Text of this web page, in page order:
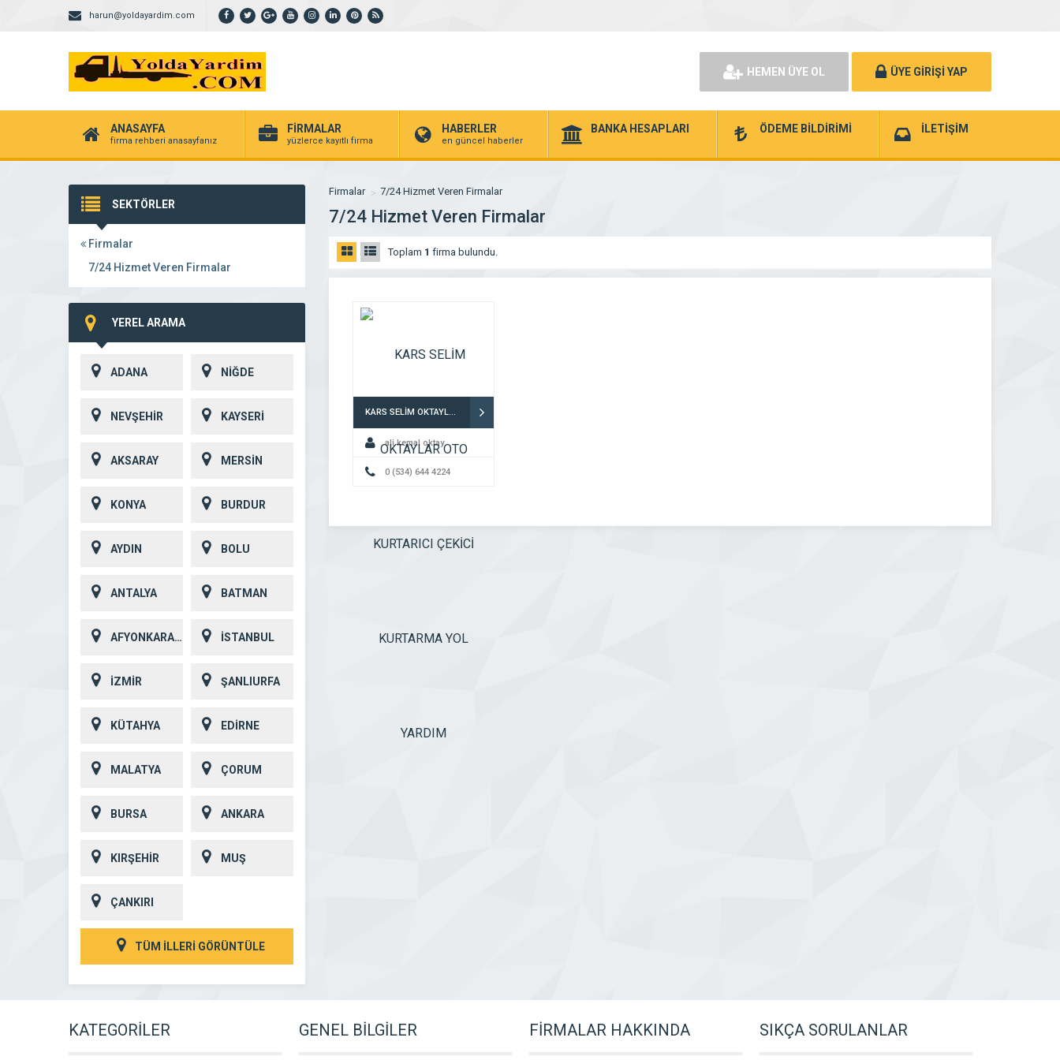
harun@yoldayardim.com
HEMEN ÜYE OL ÜYE GİRİŞİ YAP
ANASAYFA
firma rehberi anasayfanız
FİRMALAR
yüzlerce kayıtlı firma
HABERLER
en güncel haberler
BANKA HESAPLARI ÖDEME BİLDİRİMİ İLETİŞİM
SEKTÖRLER
Firmalar
7/24 Hizmet Veren Firmalar
YEREL ARAMA
ADANA NİĞDE
NEVŞEHİR KAYSERİ
AKSARAY MERSİN
KONYA BURDUR
AYDIN BOLU
ANTALYA BATMAN
AFYONKARAHİSAR İSTANBUL
İZMİR ŞANLIURFA
KÜTAHYA EDİRNE
MALATYA ÇORUM
BURSA ANKARA
KIRŞEHİR MUŞ
ÇANKIRI
TÜM İLLERİ GÖRÜNTÜLE
Firmalar 7/24 Hizmet Veren Firmalar
7/24 Hizmet Veren Firmalar
Toplam 1 firma bulundu.
KARS SELİM OKTAYLAR OTO KURTARICI ÇEKİCİ KURTARMA YOL YARDIM
ali kemal oktay
0 (534) 644 4224
KATEGORİLER GENEL BİLGİLER FİRMALAR HAKKINDA SIKÇA SORULANLAR